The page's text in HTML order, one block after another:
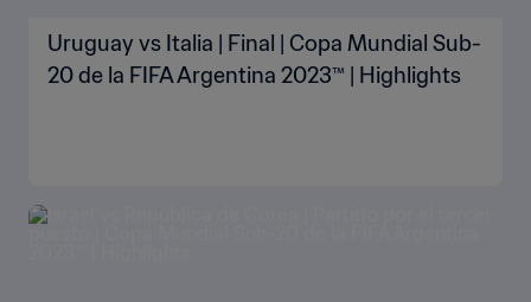
Uruguay vs Italia | Final | Copa Mundial Sub-
20 de la FIFA Argentina 2023™ | Highlights